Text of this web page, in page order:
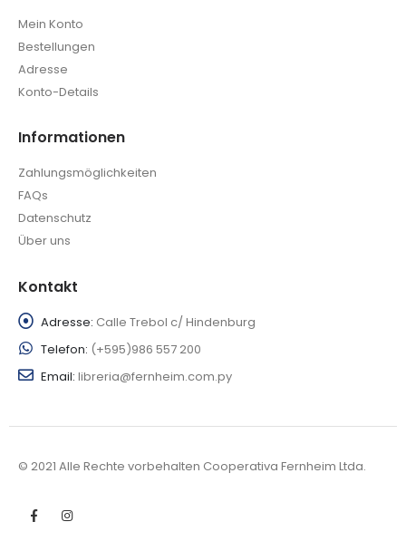
Mein Konto
Bestellungen
Adresse
Konto-Details
Informationen
Zahlungsmöglichkeiten
FAQs
Datenschutz
Über uns
Kontakt
Adresse: Calle Trebol c/ Hindenburg
Telefon: (+595)986 557 200
Email: libreria@fernheim.com.py
© 2021 Alle Rechte vorbehalten Cooperativa Fernheim Ltda.